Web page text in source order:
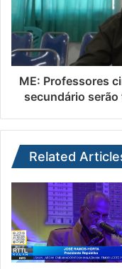
ME: Professores
secundário
Related